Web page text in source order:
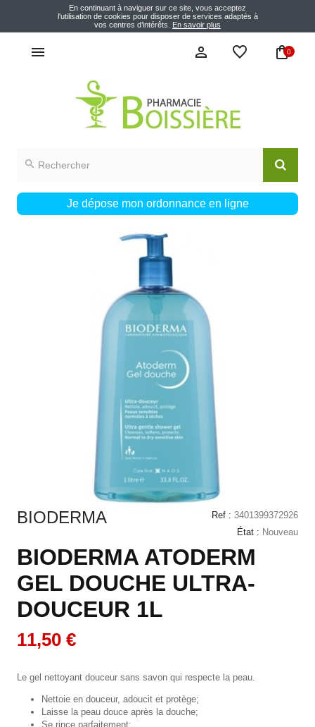
En continuant à naviguer sur ce site, vous acceptez
l'utilisation de cookies pour disposer de services adaptés à
vos centres d’intérêts. En savoir plus
0
Je dépose mon ordonnance en ligne
BIODERMA Ref : 3401399372926
État : Nouveau
BIODERMA ATODERM
GEL DOUCHE ULTRA-
DOUCEUR 1L
11,50 €
Le gel nettoyant douceur sans savon qui respecte la peau.
Nettoie en douceur, adoucit et protège;
Laisse la peau douce après la douche;
Se rince parfaitement;